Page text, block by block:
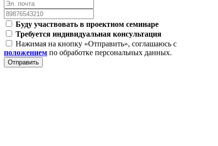
Буду участвовать в проектном семинаре
Требуется индивидуальная консультация
Нажимая на кнопку «Отправить», соглашаюсь с
положением по обработке персональных данных.
Отправить